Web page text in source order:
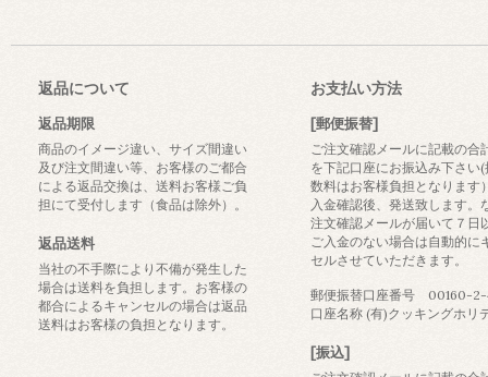
返品について
返品期限
商品のイメージ違い、サイズ間違い
及び注文間違い等、お客様のご都合
による返品交換は、送料お客様ご負
担にて受付します（食品は除外）。
返品送料
当社の不手際により不備が発生した
場合は送料を負担します。お客様の
都合によるキャンセルの場合は返品
送料はお客様の負担となります。
お支払い方法
[郵便振替]
ご注文確認メールに記載の合
を下記口座にお振込み下さい
数料はお客様負担となります
入金確認後、発送致します。
注文確認メールが届いて７日
ご入金のない場合は自動的に
セルさせていただきます。
郵便振替口座番号 00160-2-
口座名称 (有)クッキングホリ
[振込]